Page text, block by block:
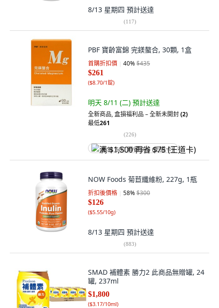
8/13 星期四 預計送達
(117)
PBF 寶齡富錦 完鎂螯合, 30顆, 1盒
首購折扣價 40%$435
$261
($8.70/1錠)
明天 8/11 (二) 預計送達
全新商品,盒損福利品 – 全新未開封(2)
最低261
(226)
满 $1,500 再省 $75 (王道卡)
NOW Foods 菊苣纖維粉, 227g, 1瓶
折扣後價格 58%$300
$126
($5.55/10g)
8/13 星期四 預計送達
(883)
SMAD 補體素 勝力2 此商品無贈罐, 24
罐, 237ml
$1,800
($3.17/10ml)